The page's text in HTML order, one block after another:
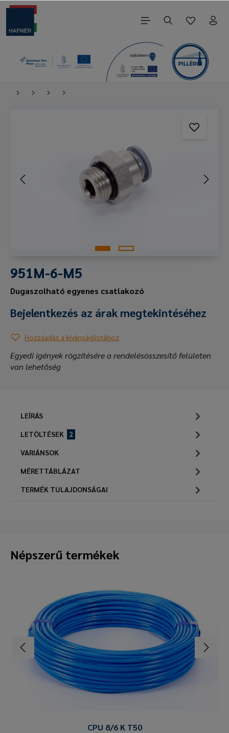
951M-6-M5
Dugaszolható egyenes csatlakozó
Bejelentkezés az árak megtekintéséhez
Hozzáadás a kívánságlistához
Egyedi igények rögzítésére a rendelésösszesítő felületen
van lehetőség
LEÍRÁS
LETÖLTÉSEK
2
VARIÁNSOK
MÉRETTÁBLÁZAT
TERMÉK TULAJDONSÁGAI
Népszerű termékek
CPU 8/6 K T50